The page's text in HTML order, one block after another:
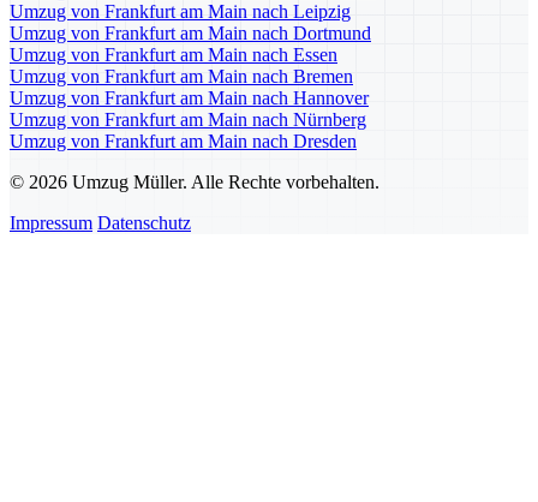
Umzug von Frankfurt am Main nach Leipzig
Umzug von Frankfurt am Main nach Dortmund
Umzug von Frankfurt am Main nach Essen
Umzug von Frankfurt am Main nach Bremen
Umzug von Frankfurt am Main nach Hannover
Umzug von Frankfurt am Main nach Nürnberg
Umzug von Frankfurt am Main nach Dresden
© 2026 Umzug Müller. Alle Rechte vorbehalten.
Impressum Datenschutz